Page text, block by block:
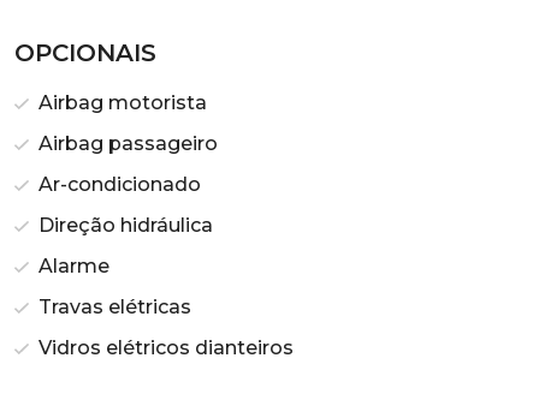
OPCIONAIS
Airbag motorista
Airbag passageiro
Ar-condicionado
Direção hidráulica
Alarme
Travas elétricas
Vidros elétricos dianteiros